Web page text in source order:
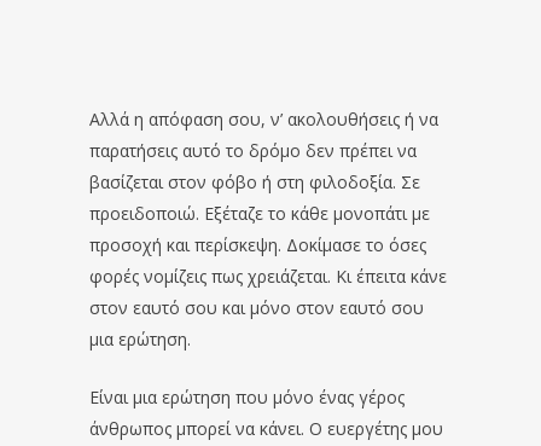
Αλλά η απόφαση σου, ν’ ακολουθήσεις ή να
παρατήσεις αυτό το δρόμο δεν πρέπει να
βασίζεται στον φόβο ή στη φιλοδοξία. Σε
προειδοποιώ. Εξέταζε το κάθε μονοπάτι με
προσοχή και περίσκεψη. Δοκίμασε το όσες
φορές νομίζεις πως χρειάζεται. Κι έπειτα κάνε
στον εαυτό σου και μόνο στον εαυτό σου
μια ερώτηση.
Είναι μια ερώτηση που μόνο ένας γέρος
άνθρωπος μπορεί να κάνει. Ο ευεργέτης μου